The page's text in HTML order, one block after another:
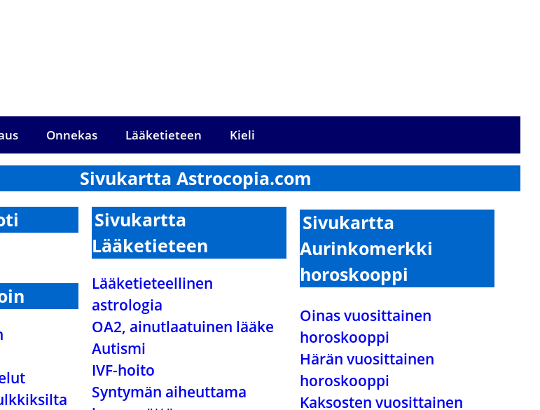
Onnekas Lääketieteen Kieli
Sivukartta Astrocopia.com
Sivukartta
Lääketieteen
Lääketieteellinen
astrologia
OA2, ainutlaatuinen lääke
Autismi
IVF-hoito
Syntymän aiheuttama
Sivukartta
Aurinkomerkki
horoskooppi
Oinas vuosittainen
horoskooppi
Härän vuosittainen
horoskooppi
Kaksosten vuosittainen